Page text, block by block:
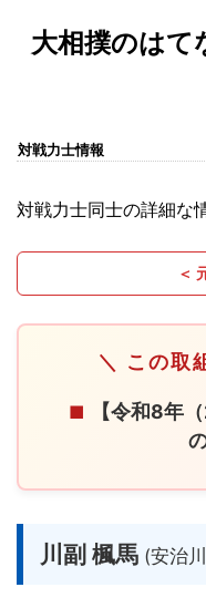
大相撲のはて
対戦力士情報
対戦力士同士の詳細な
＜
＼ この取
■
【令和8年
川副 楓馬 (安治